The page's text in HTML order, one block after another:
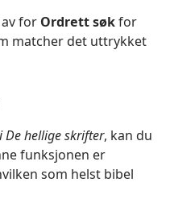
for Ordrett søkfor
matcher det uttrykket
De hellige skrifter, kan du
funksjonen er
som helst bibel